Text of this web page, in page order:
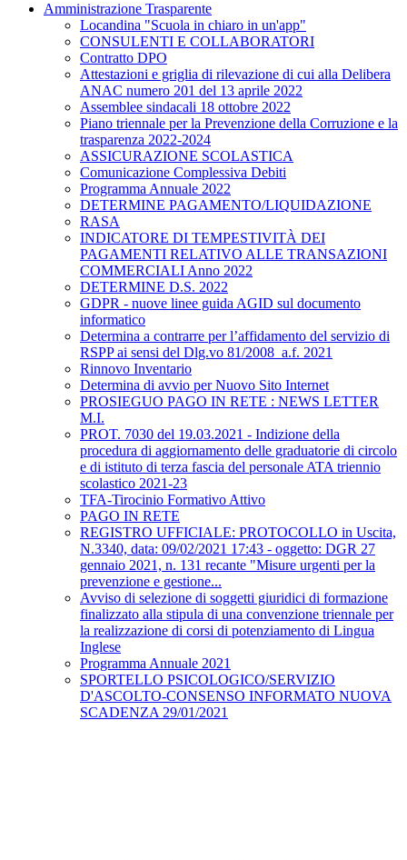
Amministrazione Trasparente
Locandina "Scuola in chiaro in un'app"
CONSULENTI E COLLABORATORI
Contratto DPO
Attestazioni e griglia di rilevazione di cui alla Delibera
ANAC numero 201 del 13 aprile 2022
Assemblee sindacali 18 ottobre 2022
Piano triennale per la Prevenzione della Corruzione e la
trasparenza 2022-2024
ASSICURAZIONE SCOLASTICA
Comunicazione Complessiva Debiti
Programma Annuale 2022
DETERMINE PAGAMENTO/LIQUIDAZIONE
RASA
INDICATORE DI TEMPESTIVITÀ DEI
PAGAMENTI RELATIVO ALLE TRANSAZIONI
COMMERCIALI Anno 2022
DETERMINE D.S. 2022
GDPR - nuove linee guida AGID sul documento
informatico
Determina a contrarre per l’affidamento del servizio di
RSPP ai sensi del Dlg.vo 81/2008_a.f. 2021
Rinnovo Inventario
Determina di avvio per Nuovo Sito Internet
PROSIEGUO PAGO IN RETE : NEWS LETTER
M.I.
PROT. 7030 del 19.03.2021 - Indizione della
procedura di aggiornamento delle graduatorie di circolo
e di istituto di terza fascia del personale ATA triennio
scolastico 2021-23
TFA-Tirocinio Formativo Attivo
PAGO IN RETE
REGISTRO UFFICIALE: PROTOCOLLO in Uscita,
N.3340, data: 09/02/2021 17:43 - oggetto: DGR 27
gennaio 2021, n. 131 recante "Misure urgenti per la
prevenzione e gestione...
Avviso di selezione di soggetti giuridici di formazione
finalizzato alla stipula di una convenzione triennale per
la realizzazione di corsi di potenziamento di Lingua
Inglese
Programma Annuale 2021
SPORTELLO PSICOLOGICO/SERVIZIO
D'ASCOLTO-CONSENSO INFORMATO NUOVA
SCADENZA 29/01/2021